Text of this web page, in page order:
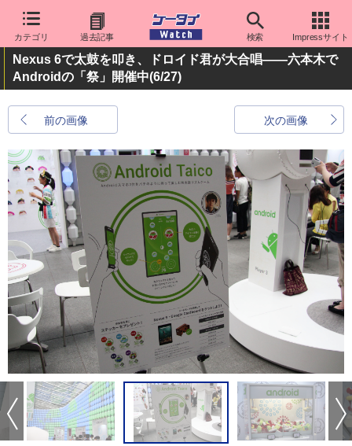
カテゴリ 過去記事 検索 Impressサイト
Nexus 6で太鼓を叩き、ドロイド君が大合唱――六本木で
Androidの「祭」開催中(6/27)
前の画像 次の画像